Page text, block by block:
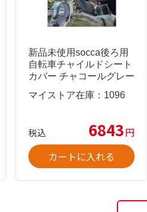
新品未使用socca後ろ用
自転車チャイルドシート
カバー チャコールグレー
マイストア在庫： 1096
税込 6843円
カートに入れる